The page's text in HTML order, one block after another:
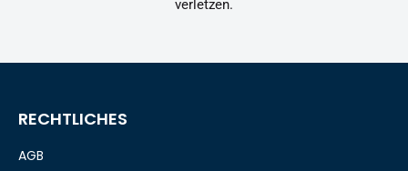
verletzen.
RECHTLICHES
AGB